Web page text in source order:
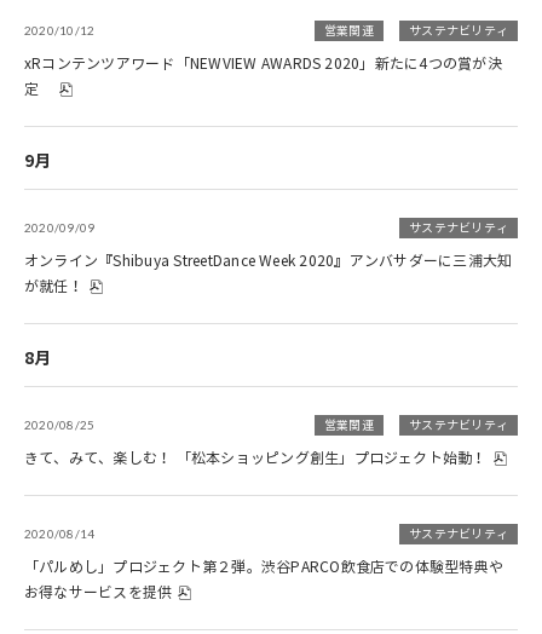
2020/10/12 営業関連 サステナビリティ
xRコンテンツアワード「NEWVIEW AWARDS 2020」新たに4つの賞が決
定
9月
2020/09/09 サステナビリティ
オンライン『Shibuya StreetDance Week 2020』アンバサダーに三浦大知
が就任！
8月
2020/08/25 営業関連 サステナビリティ
きて、みて、楽しむ！ 「松本ショッピング創生」プロジェクト始動！
2020/08/14 サステナビリティ
「パルめし」プロジェクト第２弾。渋谷PARCO飲食店での体験型特典や
お得なサービスを提供